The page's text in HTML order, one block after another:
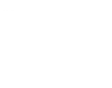
肩甲骨ストレッチ】と【骨
ク系ボディケア♪Re.Ra.Ku
新井駅から徒歩3分!!〒
1-17-1&lt;営業時間&gt;10:00
ただけます。＊10分330円
上のコースお疲れ度60～
以上の方は100～120分のコ
用できますのでスキマ時間
に合わせてスタッフがお客
す。みなさまのご来店心よ
の日は、リラクで「健康
の日は、いつもお仕事や家
疲れ様。ゆっくり体を休め
、極上のリラクゼーション
デジタルギフトなので、遠
：全身のもみほぐしで、血
リフレッシュコース：ボデ
筋肉の柔軟性＆可動域も向
：臓器や器官と繋がって
イルでほぐしながら刺激し
：頭皮や目の周りをほぐ